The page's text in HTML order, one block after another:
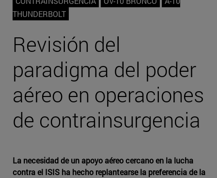
THUNDERBOLT
Revisión del
paradigma del poder
aéreo en operaciones
de contrainsurgencia
La necesidad de un apoyo aéreo cercano en la lucha
contra el ISIS ha hecho replantearse la preferencia de la